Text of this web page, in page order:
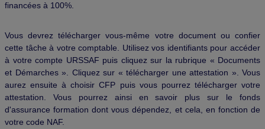
financées à 100%.
Vous devrez télécharger vous-même votre document ou confier
cette tâche à votre comptable. Utilisez vos identifiants pour accéder
à votre compte URSSAF puis cliquez sur la rubrique « Documents
et Démarches ». Cliquez sur « télécharger une attestation ». Vous
aurez ensuite à choisir CFP puis vous pourrez télécharger votre
attestation. Vous pourrez ainsi en savoir plus sur le fonds
d'assurance formation dont vous dépendez, et cela, en fonction de
votre code NAF.